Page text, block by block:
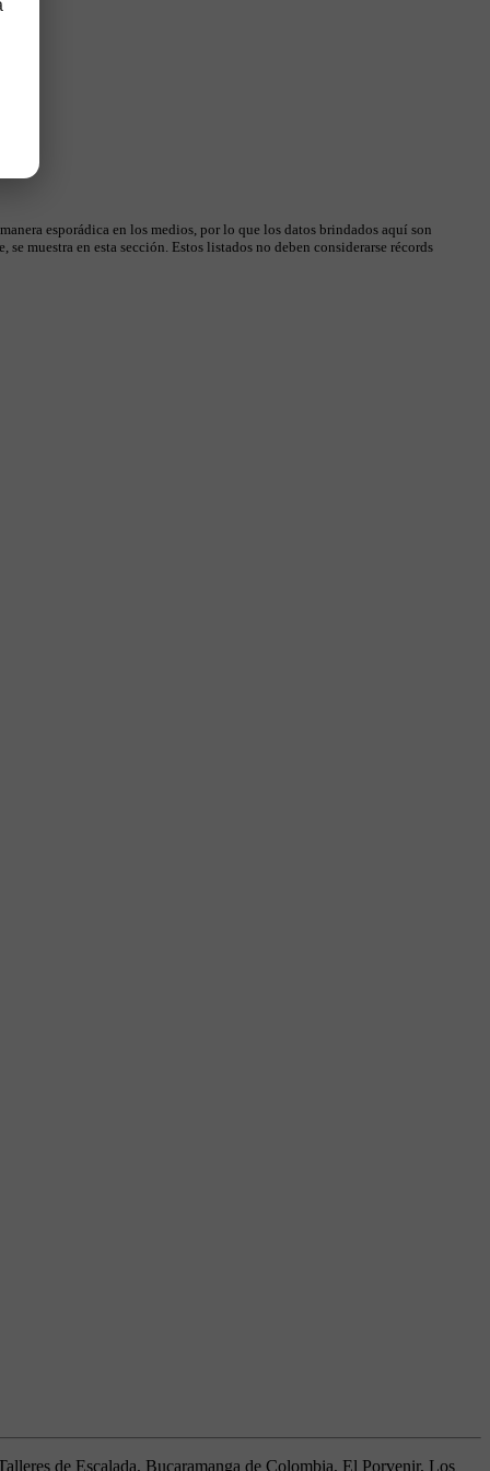
esporádica en los medios, por lo que los datos brindados aquí son
muestra en esta sección. Estos listados no deben considerarse récords
de Escalada, Bucaramanga de Colombia, El Porvenir, Los